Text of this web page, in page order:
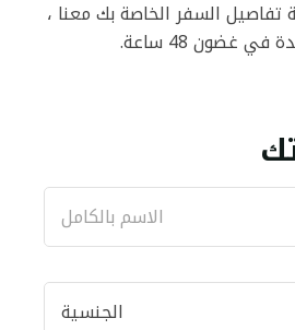
تفاصيل السفر الخاصة بك معنا ،
غضون 48 ساعة.